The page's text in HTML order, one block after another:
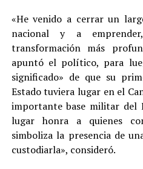
«He venido a cerrar un
nacional y a
transformación más
apuntó el político, para
significado» de que su
Estado tuviera lugar en el
importante base militar del
lugar honra a quienes
simboliza la presencia de
custodiarla», consideró.